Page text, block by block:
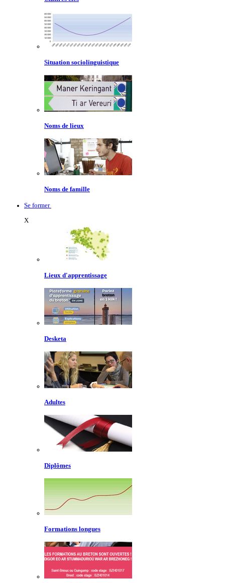
Situation sociolinguistique
Noms de lieux
Noms de famille
Se former
X
Lieux d'apprentissage
Desketa
Adultes
Diplômes
Formations longues